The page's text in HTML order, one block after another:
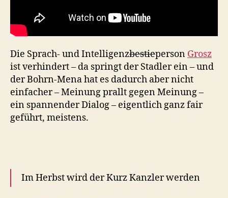
Die Sprach- und Intelligenzbestieperson Grosz
ist verhindert – da springt der Stadler ein – und
der Bohrn-Mena hat es dadurch aber nicht
einfacher – Meinung prallt gegen Meinung –
ein spannender Dialog – eigentlich ganz fair
geführt, meistens.
Im Herbst wird der Kurz Kanzler werden